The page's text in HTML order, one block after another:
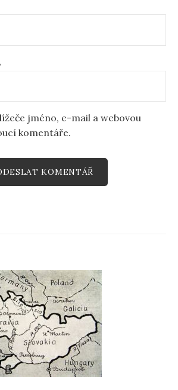
jméno, e-mail a webovou
komentáře.